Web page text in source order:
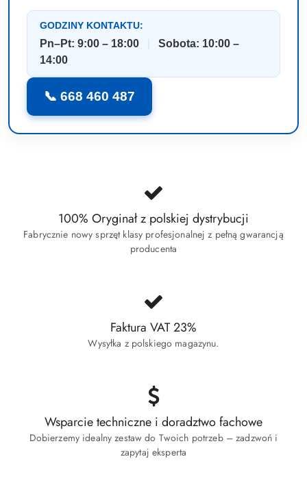
GODZINY KONTAKTU:
Pn–Pt: 9:00 – 18:00
Sobota: 10:00 –
14:00
📞 668 460 487
100% Oryginał z polskiej dystrybucji
Fabrycznie nowy sprzęt klasy profesjonalnej z pełną gwarancją
producenta
Faktura VAT 23%
Wysyłka z polskiego magazynu.
Wsparcie techniczne i doradztwo fachowe
Dobierzemy idealny zestaw do Twoich potrzeb – zadzwoń i
zapytaj eksperta